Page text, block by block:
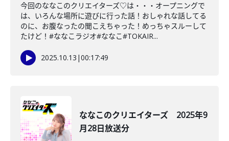
今回のななこのクリエイターズ♡は・・・オープニングで
は、いろんな場所に遊びに行った話！おしゃれな話してる
のに、お腹なったの聞こえちゃった！めっちゃスルーして
たけど！#ななこラジオ#ななこ#TOKAIR...
2025.10.13 |00:17:49
ななこのクリエイターズ 2025年9
月28日放送分